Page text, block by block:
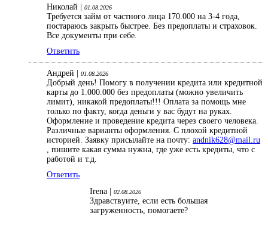
Николай | 01.08.2026
Требуется займ от частного лица 170.000 на 3-4 года,
постараюсь закрыть быстрее. Без предоплаты и страховок.
Все документы при себе.
Ответить
Андрей | 01.08.2026
Добрый день! Помогу в получении кредита или кредитной
карты до 1.000.000 без предоплаты (можно увеличить
лимит), никакой предоплаты!!! Оплата за помощь мне
только по факту, когда деньги у вас будут на руках.
Оформление и проведение кредита через своего человека.
Различные варианты оформления. С плохой кредитной
историей. Заявку присылайте на почту: andnik628@mail.ru
, пишите какая сумма нужна, где уже есть кредиты, что с
работой и т.д.
Ответить
Irena |
02.08.2026
Здравствуите, если есть большая
загруженность, помогаете?